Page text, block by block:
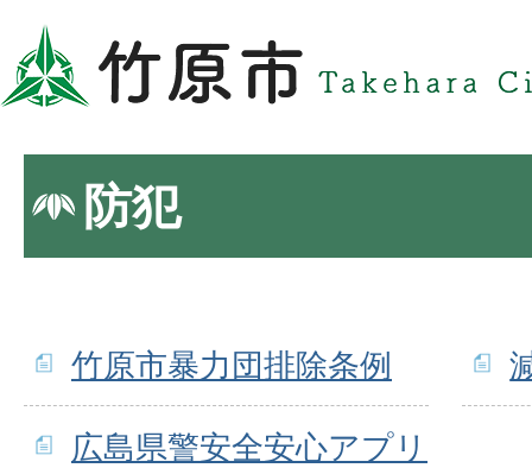
防犯
竹原市暴力団排除条例
広島県警安全安心アプリ